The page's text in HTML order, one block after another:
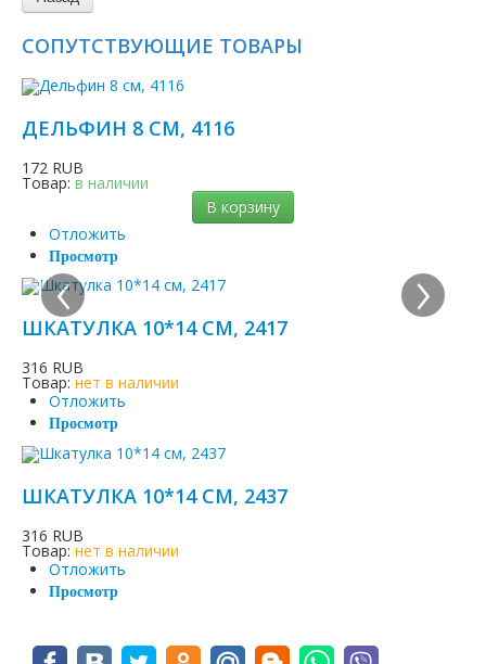
СОПУТСТВУЮЩИЕ ТОВАРЫ
ДЕЛЬФИН 8 СМ, 4116
172 RUB
Товар: в наличии
В корзину
Отложить
Просмотр
ШКАТУЛКА 10*14 СМ, 2417
316 RUB
Товар: нет в наличии
Отложить
Просмотр
ШКАТУЛКА 10*14 СМ, 2437
316 RUB
Товар: нет в наличии
Отложить
Просмотр
‹ ›